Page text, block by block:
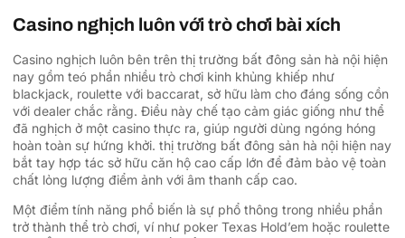
Casino nghịch luôn với trò chơi bài xích
Casino nghịch luôn bên trên thị trường bất đông sản hà nội hiện
nay gồm teó phần nhiều trò chơi kinh khủng khiếp như
blackjack, roulette với baccarat, sở hữu làm cho đáng sống cồn
với dealer chắc rằng. Điều này chế tạo cảm giác giống như thể
đã nghịch ở một casino thực ra, giúp người dùng ngóng hóng
hoàn toàn sự hứng khởi. thị trường bất đông sản hà nội hiện nay
bắt tay hợp tác sở hữu căn hộ cao cấp lớn để đảm bảo vệ toàn
chất lỏng lượng điểm ảnh với âm thanh cấp cao.
Một điểm tính năng phổ biến là sự phổ thông trong nhiều phần
trở thành thể trò chơi, ví như poker Texas Hold’em hoặc roulette